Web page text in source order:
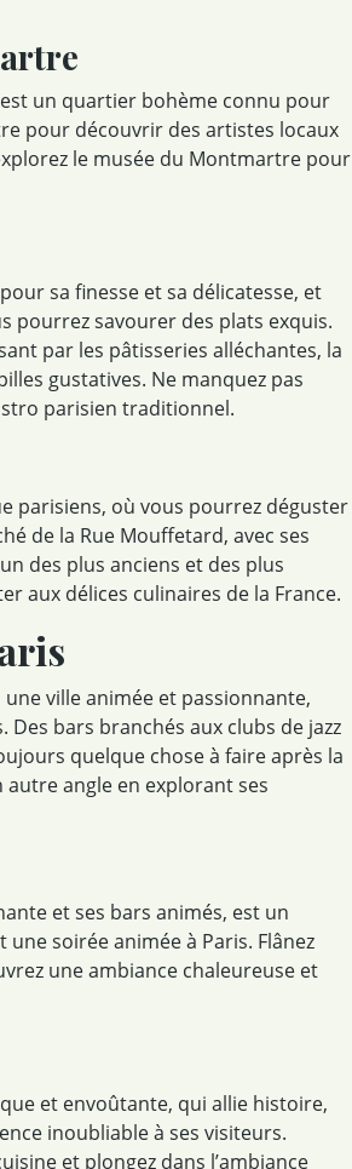
un quartier bohème connu pour
pour découvrir des artistes locaux
le musée du Montmartre pour
sa finesse et sa délicatesse, et
pourrez savourer des plats exquis.
par les pâtisseries alléchantes, la
gustatives. Ne manquez pas
parisien traditionnel.
parisiens, où vous pourrez déguster
de la Rue Mouffetard, avec ses
des plus anciens et des plus
aux délices culinaires de la France.
ville animée et passionnante,
bars branchés aux clubs de jazz
quelque chose à faire après la
angle en explorant ses
et ses bars animés, est un
soirée animée à Paris. Flânez
une ambiance chaleureuse et
et envoûtante, qui allie histoire,
inoubliable à ses visiteurs.
et plongez dans l’ambiance